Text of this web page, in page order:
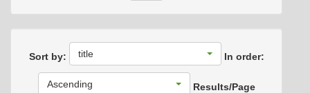
Sort by: title In order:
Ascending Results/Page